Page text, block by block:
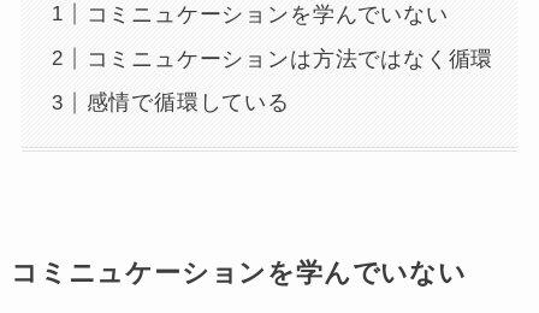
コミニュケーションを学んでいない
コミニュケーションは方法ではなく循環
感情で循環している
コミニュケーションを学んでいない